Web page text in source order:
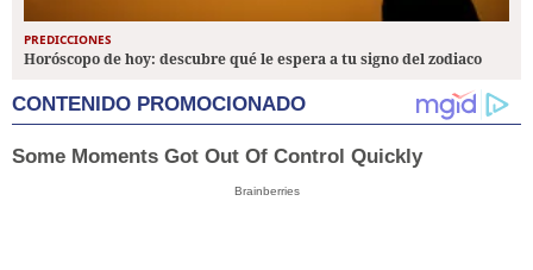
PREDICCIONES
Horóscopo de hoy: descubre qué le espera a tu signo del zodiaco
CONTENIDO PROMOCIONADO
Some Moments Got Out Of Control Quickly
Brainberries